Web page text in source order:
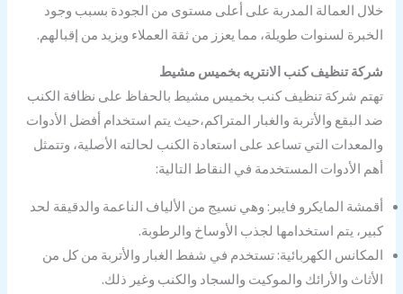
خلال العمالة المدربة على أعلى مستوى من الجودة بسبب وجود
الخبرة لسنوات طويلة، مما يعزز من ثقة العملاء ويزيد من إقبالهم.
شركة تنظيف كنب الانتريه بخميس مشيط
تهتم شركة تنظيف كنب بخميس مشيط بالحفاظ على نظافة الكنب
ضد البقع والأتربة والغبار المتراكم،حيث يتم استخدام أفضل الأدوات
والمعدات التي تساعد على استعادة الكنب لحالته الأصلية، وتتمثل
أهم الأدوات المستخدمة في النقاط التالية:
أقمشة المايكرو فايبر: وهي نسيج من الألياف الناعمة والدقيقة لحد
كبير، يتم استخدامها لجذب الأوساخ والرطوبة.
المكانس الكهربائية: تستخدم في شفط الغبار والأتربة من كل من
الأثاث والأرائك والموكيت والسجاد والكنب وغير ذلك.